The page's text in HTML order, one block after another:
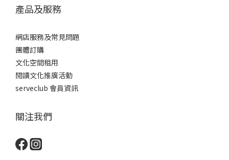
產品及服務
網店服務及常見問題
團體訂購
文化空間租用
閱讀文化推廣活動
serveclub 會員資訊
關注我們